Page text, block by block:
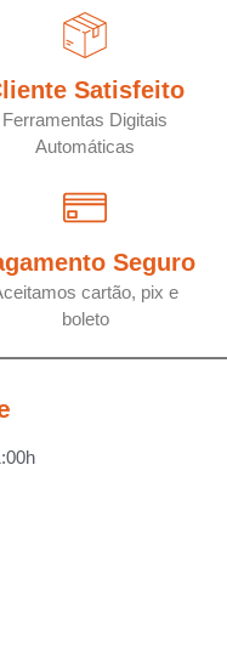
Satisfeito
Ferramentas Digitais
Automáticas
Seguro
cartão, pix e
boleto